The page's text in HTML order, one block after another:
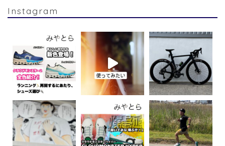
Instagram